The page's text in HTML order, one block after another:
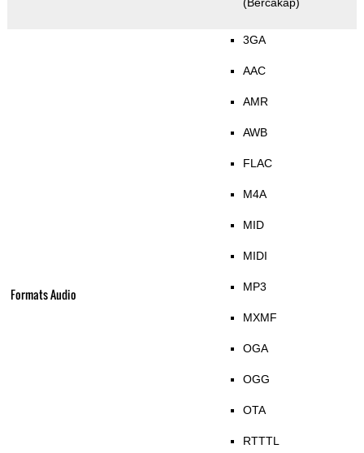
Formats Audio
3GA
AAC
AMR
AWB
FLAC
M4A
MID
MIDI
MP3
MXMF
OGA
OGG
OTA
RTTTL